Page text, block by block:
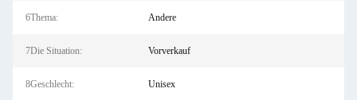
6Thema: Andere
7Die Situation: Vorverkauf
8Geschlecht: Unisex